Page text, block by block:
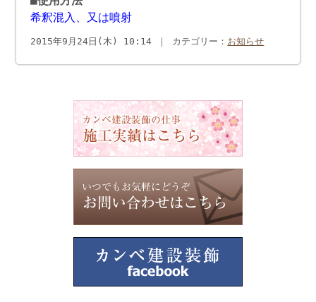
希釈混入、又は噴射
2015年9月24日(木) 10:14 ｜ カテゴリー： お知らせ